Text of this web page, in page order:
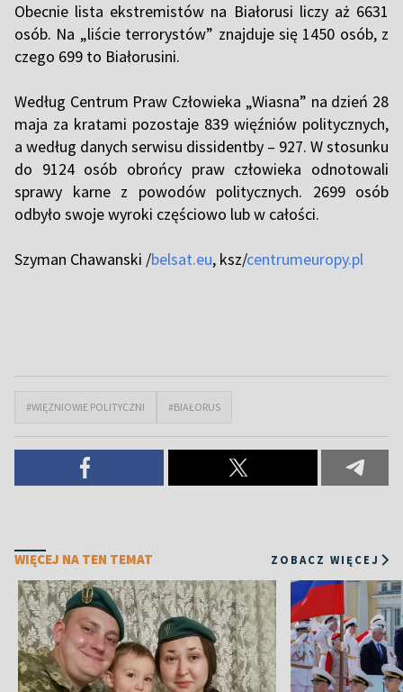
Obecnie lista ekstremistów na Białorusi liczy aż 6631
osób. Na „liście terrorystów” znajduje się 1450 osób, z
czego 699 to Białorusini.
Według Centrum Praw Człowieka „Wiasna” na dzień 28
maja za kratami pozostaje 839 więźniów politycznych,
a według danych serwisu dissidentby – 927. W stosunku
do 9124 osób obrońcy praw człowieka odnotowali
sprawy karne z powodów politycznych. 2699 osób
odbyło swoje wyroki częściowo lub w całości.
Szyman Chawanski /belsat.eu, ksz/centrumeuropy.pl
#WIĘZNIOWIE POLITYCZNI #BIAŁORUS
WIĘCEJ NA TEN TEMAT ZOBACZ WIĘCEJ